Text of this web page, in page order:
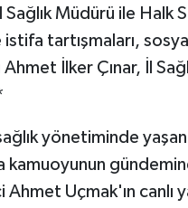
Müdürü ile Halk
tartışmaları,
Ahmet İlker Çınar, İl
yönetiminde
kamuoyunun
Uçmak'ın canlı